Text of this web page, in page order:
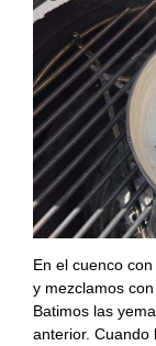
En el cuenco
y mezclamos
Batimos las
anterior. Cuando